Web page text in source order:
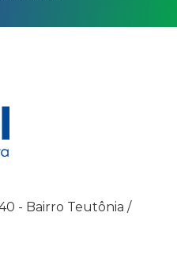
- Bairro Teutônia /